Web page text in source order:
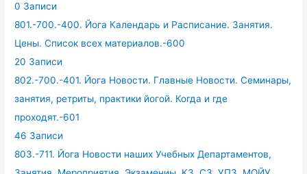
0 Записи
801.-700.-400. Йога Календарь и Расписание. Занятия.
Цены. Список всех материалов.-600
20 Записи
802.-700.-401. Йога Новости. Главные Новости. Семинары,
занятия, ретриты, практики йогой. Когда и где
проходят.-601
46 Записи
803.-711. Йога Новости наших Учебных Департаментов,